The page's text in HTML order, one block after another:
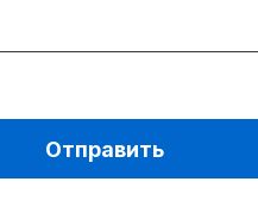
Отправить